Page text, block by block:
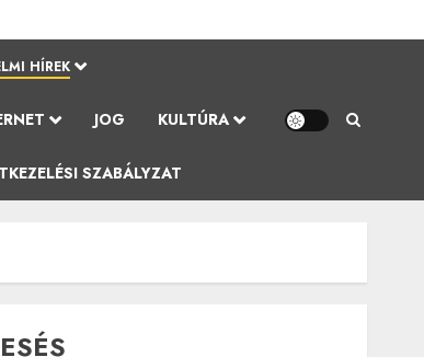
HÍREK
JOG KULTÚRA
SZABÁLYZAT